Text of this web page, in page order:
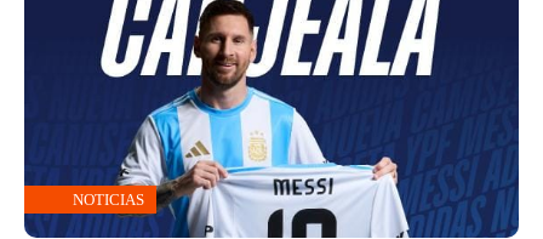
NOTICIAS